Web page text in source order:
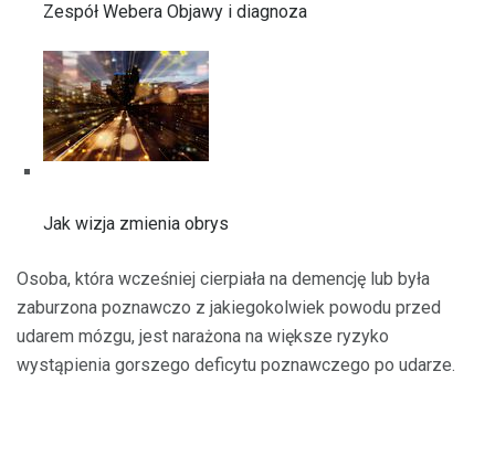
Zespół Webera Objawy i diagnoza
Jak wizja zmienia obrys
Osoba, która wcześniej cierpiała na demencję lub była
zaburzona poznawczo z jakiegokolwiek powodu przed
udarem mózgu, jest narażona na większe ryzyko
wystąpienia gorszego deficytu poznawczego po udarze.